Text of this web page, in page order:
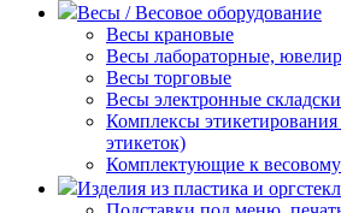
Весы / Весовое оборудование
Весы крановые
Весы лабораторные,
Весы торговые
Весы электронные
Комплексы
этикеток)
Комплектующие к
Изделия из пластика и